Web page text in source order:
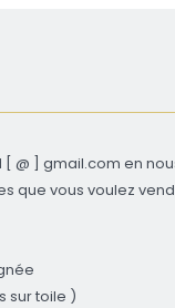
] gmail.com en
que vous voulez
sur toile )